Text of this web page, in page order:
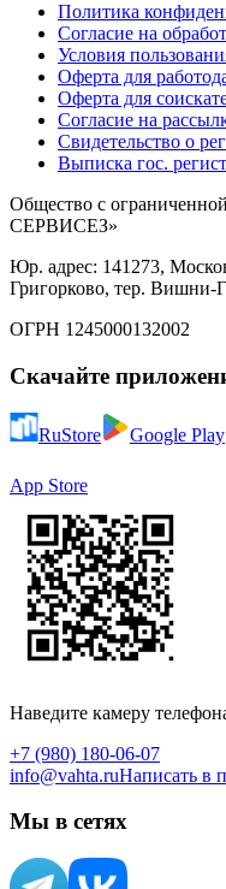
Политика
Согласие на
Условия
Оферта для
Оферта для
Согласие на
Свидетельство о
Выписка гос.
Общество с
СЕРВИСЕЗ»
Юр. адрес: 141273,
Григорково, тер. Вишни-
ОГРН 1245000132002
Скачайте
RuStore Google Play
App Store
Наведите камеру
+7 (980) 180-06-07
info@vahta.ruНаписать в
Мы в сетях